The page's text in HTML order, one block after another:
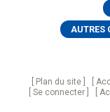
AUTRES
Plan du site
Se connecter